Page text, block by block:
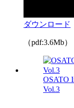
ダウンロード
（pdf:3.6Mb）
OSATO
Vol.3